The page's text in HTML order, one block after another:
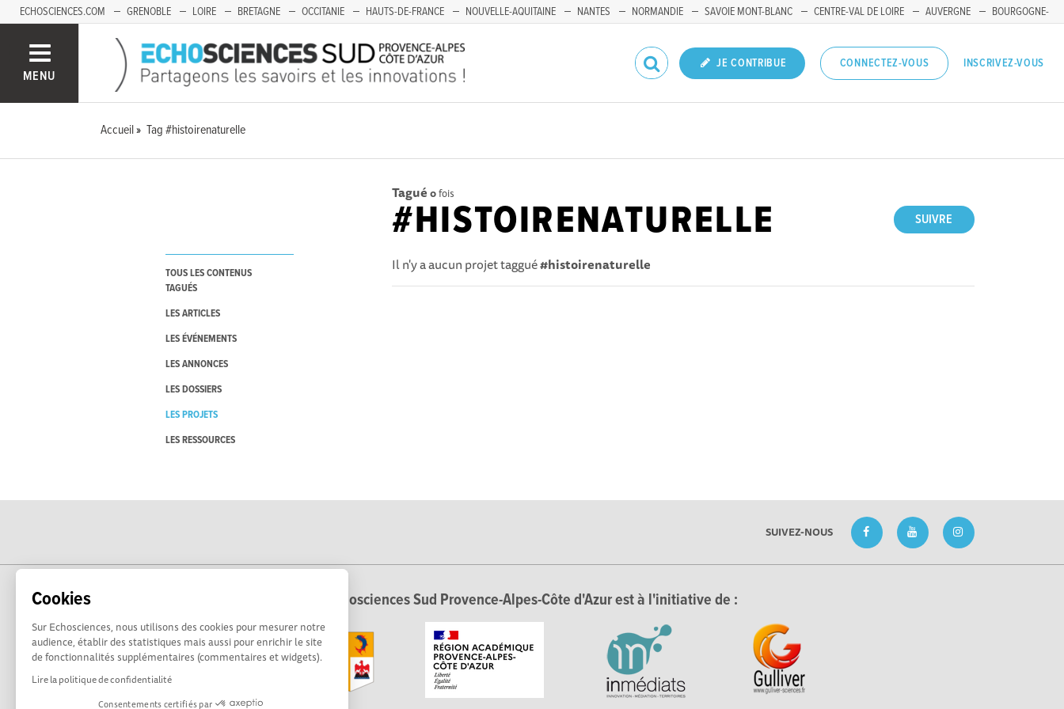
Cookies
Sur Echosciences, nous utilisons des cookies pour mesurer notre
audience, établir des statistiques mais aussi pour enrichir le site
de fonctionnalités supplémentaires (commentaires et widgets).
Lire la politique de confidentialité
Consentements certifiés par
ECHOSCIENCES.COM GRENOBLE LOIRE BRETAGNE OCCITANIE HAUTS-DE-FRANCE NOUVELLE-AQUITAINE NANTES NORMANDIE SAVOIE MONT-BLANC CENTRE-VAL DE LOIRE AUVERGNE
BOURGOGNE-
MENU
JE CONTRIBUE CONNECTEZ-VOUS INSCRIVEZ-VOUS
Accueil Tag #histoirenaturelle
TOUS LES CONTENUS
TAGUÉS
LES ARTICLES
LES ÉVÉNEMENTS
LES ANNONCES
LES DOSSIERS
LES PROJETS
LES RESSOURCES
Tagué 0fois
SUIVRE
#HISTOIRENATURELLE
Il n'y a aucun projet taggué#histoirenaturelle
SUIVEZ-NOUS
Echosciences Sud Provence-Alpes-Côte d'Azur est à l'initiative de :